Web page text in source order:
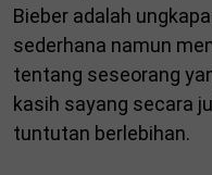
Bieber adalah
sederhana namun
tentang seseorang
kasih sayang secara
tuntutan berlebihan.